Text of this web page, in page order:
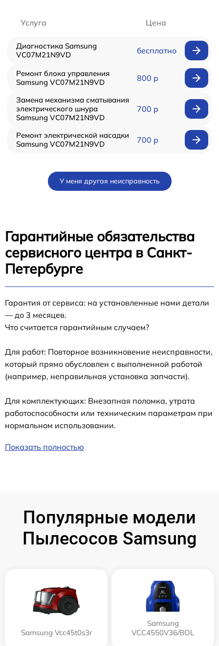
Услуга Цена
Диагностика Samsung
VC07M21N9VD
бесплатно
Ремонт блока управления
Samsung VC07M21N9VD
800 р
Замена механизма сматывания
электрического шнура
Samsung VC07M21N9VD
700 р
Ремонт электрической насадки
Samsung VC07M21N9VD
700 р
У меня другая неисправность
Гарантийные обязательства
сервисного центра в Санкт-
Петербурге
Гарантия от сервиса: на установленные нами детали
— до 3 месяцев.
Что считается гарантийным случаем?
Для работ: Повторное возникновение неисправности,
который прямо обусловлен с выполненной работой
(например, неправильная установка запчасти).
Для комплектующих: Внезапная поломка, утрата
работоспособности или техническим параметрам при
нормальном использовании.
Показать полностью
Популярные модели
Пылесосов Samsung
Samsung Vcc45t0s3r
Samsung
VCC4550V36/BOL